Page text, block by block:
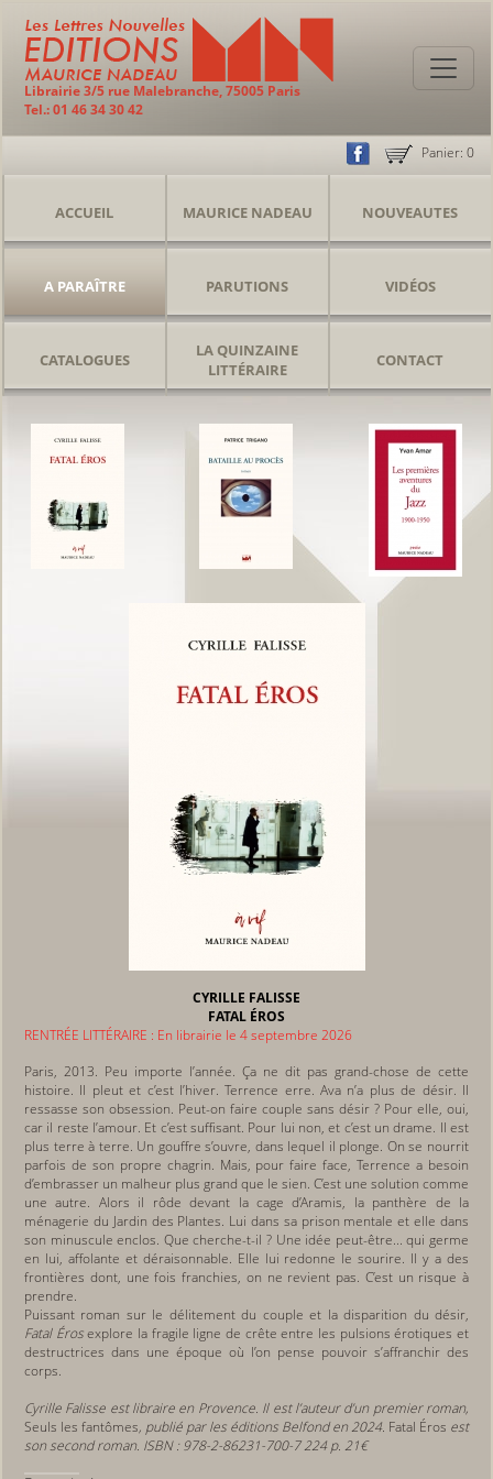
Librairie 3/5 rue Malebranche, 75005 Paris
Tel.: 01 46 34 30 42
Panier: 0
ACCUEIL MAURICE NADEAU NOUVEAUTES
A PARAÎTRE PARUTIONS VIDÉOS
CATALOGUES
LA QUINZAINE
LITTÉRAIRE
CONTACT
CYRILLE FALISSE
FATAL ÉROS
RENTRÉE LITTÉRAIRE : En librairie le 4 septembre 2026
Paris, 2013. Peu importe l’année. Ça ne dit pas grand-chose de cette
histoire. Il pleut et c’est l’hiver. Terrence erre. Ava n’a plus de désir. Il
ressasse son obsession. Peut-on faire couple sans désir ? Pour elle, oui,
car il reste l’amour. Et c’est suffisant. Pour lui non, et c’est un drame. Il est
plus terre à terre. Un gouffre s’ouvre, dans lequel il plonge. On se nourrit
parfois de son propre chagrin. Mais, pour faire face, Terrence a besoin
d’embrasser un malheur plus grand que le sien. C’est une solution comme
une autre. Alors il rôde devant la cage d’Aramis, la panthère de la
ménagerie du Jardin des Plantes. Lui dans sa prison mentale et elle dans
son minuscule enclos. Que cherche-t-il ? Une idée peut-être... qui germe
en lui, affolante et déraisonnable. Elle lui redonne le sourire. Il y a des
frontières dont, une fois franchies, on ne revient pas. C’est un risque à
prendre.
Puissant roman sur le délitement du couple et la disparition du désir,
Fatal Érosexplore la fragile ligne de crête entre les pulsions érotiques et
destructrices dans une époque où l’on pense pouvoir s’affranchir des
corps.
Cyrille Falisse est libraire en Provence. Il est l’auteur d’un premier roman,
Seuls les fantômes, publié par les éditions Belfond en 2024. Fatal Éros est
son second roman. ISBN : 978-2-86231-700-7 224 p. 21€